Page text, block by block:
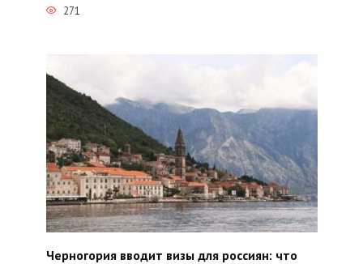
271
Черногория вводит визы для россиян: что